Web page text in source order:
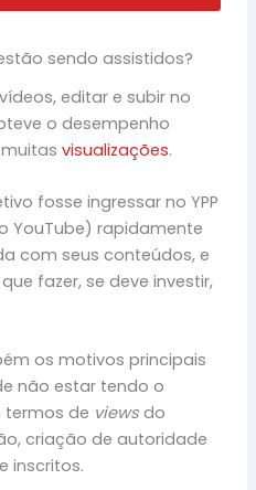
sendo assistidos?
editar e subir no
o desempenho
muitasvisualizações.
fosse ingressar no YPP
YouTube) rapidamente
com seus conteúdos, e
fazer, se deve investir,
os motivos principais
não estar tendo o
termos de views do
criação de autoridade
inscritos.